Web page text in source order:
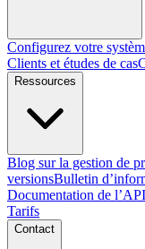
Configurez votre
Clients et études de cas
Ressources
Blog sur la gestion de
versionsBulletin
Documentation de l’API
Tarifs
Contact